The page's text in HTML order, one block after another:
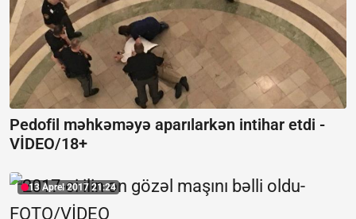
Pedofil məhkəməyə aparılarkən intihar etdi -
VİDEO/18+
13 Aprel 2017 21:24